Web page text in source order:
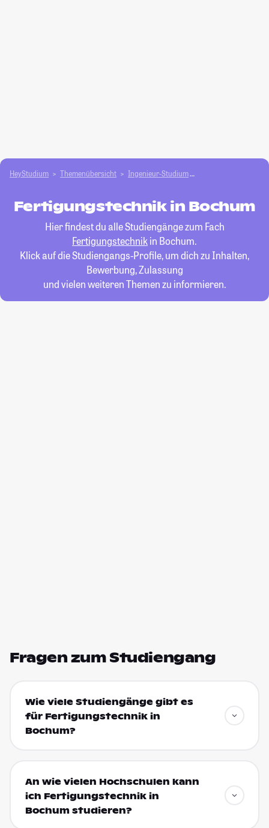
HeyStudium Themenübersicht Ingenieur-Studium
Fertigungstechnik in Bochum
Hier findest du alle Studiengänge zum Fach
Fertigungstechnikin Bochum.
Klick auf die Studiengangs-Profile, um dich zu Inhalten,
Bewerbung, Zulassung
und vielen weiteren Themen zu informieren.
Fragen zum Studiengang
Wie viele Studiengänge gibt es
für Fertigungstechnik in
Bochum?
An wie vielen Hochschulen kann
ich Fertigungstechnik in
Bochum studieren?